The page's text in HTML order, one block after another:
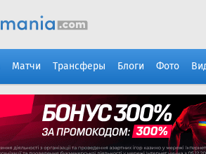
Матчи Трансферы Блоги Фото